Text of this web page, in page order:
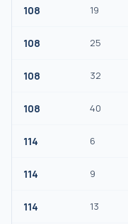
108 19
108 25
108 32
108 40
114 6
114 9
114 13